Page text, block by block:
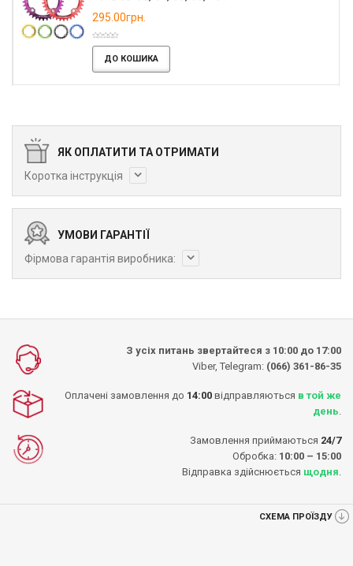
295.00грн.
ДО КОШИКА
ЯК ОПЛАТИТИ ТА ОТРИМАТИ
Коротка інструкція
УМОВИ ГАРАНТІЇ
Фірмова гарантія виробника:
З усіх питань звертайтеся з 10:00 до 17:00
Viber, Telegram: (066) 361-86-35
Оплачені замовлення до 14:00 відправляються в той же
день
Замовлення приймаються 24/7
Обробка: 10:00 – 15:00
Відправка здійснюється щодня
СХЕМА ПРОЇЗДУ